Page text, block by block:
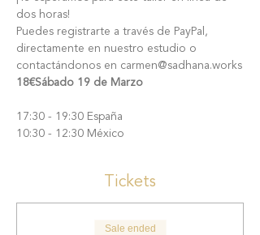
dos horas!
Puedes registrarte a través de PayPal,
directamente en nuestro estudio o
contactándonos en carmen@sadhana.works
18€Sábado 19 de Marzo
17:30 - 19:30 España
10:30 - 12:30 México
Tickets
Sale ended